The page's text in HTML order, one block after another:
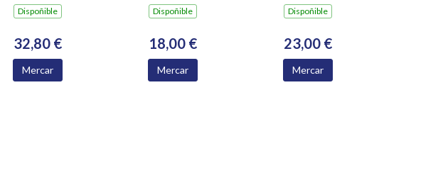
ACADEMICAS E
NUMERARIOS DA
ACADEMIA
XACOBEA 2016-
2024
Dispoñible
32,80 €
Mercar
Dispoñible
18,00 €
Mercar
Dispoñible
23,00 €
Mercar